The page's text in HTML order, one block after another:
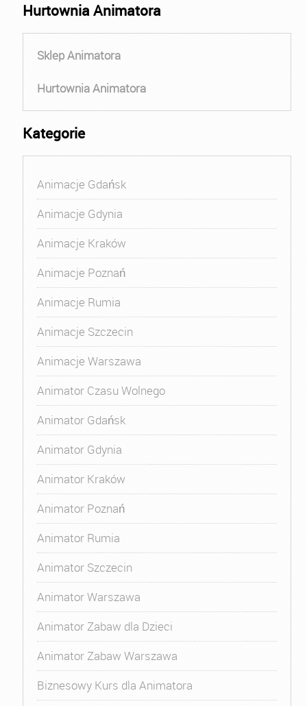
Hurtownia Animatora
Sklep Animatora
Hurtownia Animatora
Kategorie
Animacje Gdańsk
Animacje Gdynia
Animacje Kraków
Animacje Poznań
Animacje Rumia
Animacje Szczecin
Animacje Warszawa
Animator Czasu Wolnego
Animator Gdańsk
Animator Gdynia
Animator Kraków
Animator Poznań
Animator Rumia
Animator Szczecin
Animator Warszawa
Animator Zabaw dla Dzieci
Animator Zabaw Warszawa
Biznesowy Kurs dla Animatora